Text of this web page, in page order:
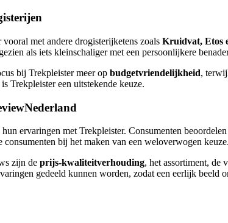
met andere drogisterijketens zoals Kruidvat, Etos
als iets kleinschaliger met een persoonlijkere
bij Trekpleister meer op budgetvriendelijkheid,
Trekpleister een uitstekende keuze.
ervaringen met Trekpleister. Consumenten
bij het maken van een weloverwogen keuze.
zijn de prijs-kwaliteitverhouding, het assortiment, de
gedeeld kunnen worden, zodat een eerlijk beeld